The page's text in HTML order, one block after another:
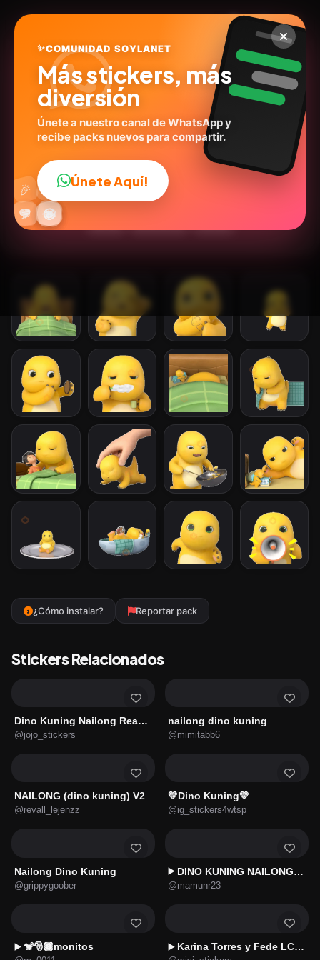
Nailong Dino Kuning 🦖 #9
@pwettykoala
16stickers Animados
¿Cómo instalar? Reportar pack
Stickers Relacionados
Dino Kuning Nailong Reactions
@jojo_stickers
nailong dino kuning
@mimitabb6
NAILONG (dino kuning) V2
@revall_lejenzz
💛Dino Kuning💛
@ig_stickers4wtsp
Nailong Dino Kuning
@grippygoober
▶️ DINO KUNING NAILONG 💛🦕
@mamunr23
▶️ 🐒🎅🏿monitos ▶️ Karina Torres y Fede LCDLF4 ❤️
😎
😂
🔥
💬
❤️ ✨
🤩
😜
🎉 👍
✨COMUNIDAD SOYLANET
Más stickers, más
diversión
Únete a nuestro canal de WhatsApp y
recibe packs nuevos para compartir.
Únete Aquí!